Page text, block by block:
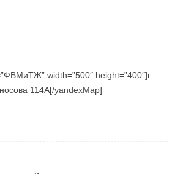
width=”500″ height=”400″]г.
114А[/yandexMap]